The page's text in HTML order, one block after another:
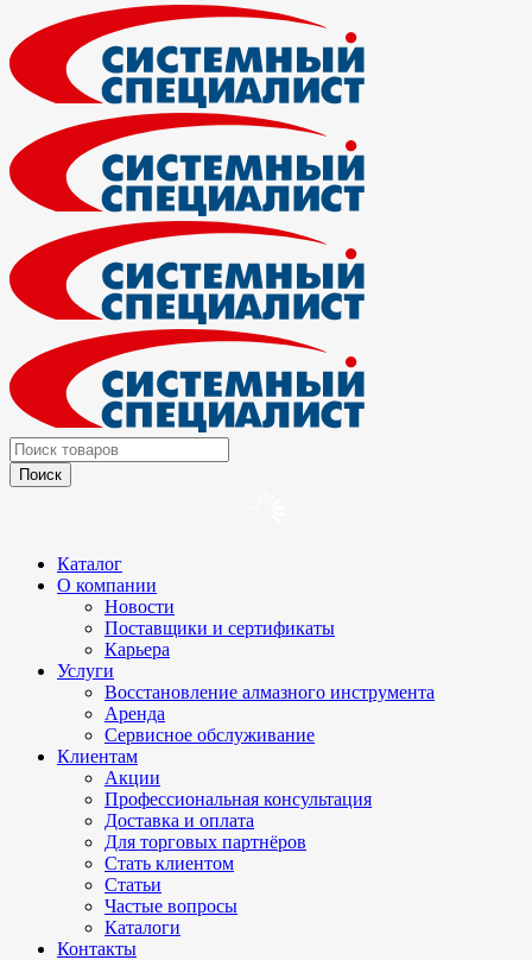
Каталог
О компании
Новости
Поставщики и сертификаты
Карьера
Услуги
Восстановление алмазного инструмента
Аренда
Сервисное обслуживание
Клиентам
Акции
Профессиональная консультация
Доставка и оплата
Для торговых партнёров
Стать клиентом
Статьи
Частые вопросы
Каталоги
Контакты